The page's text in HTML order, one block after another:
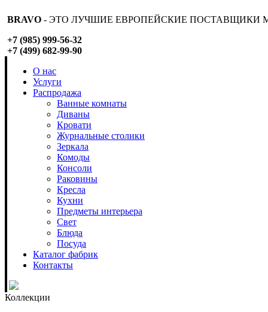
BRAVO - ЭТО ЛУЧШИЕ ЕВРОПЕЙСКИЕ ПОСТАВЩИКИ
+7 (985) 999-56-32
+7 (499) 682-99-90
О нас
Услуги
Распродажа
Ванные комнаты
Диваны
Кровати
Журнальные столики
Зеркала
Комоды
Консоли
Раковины
Кресла
Кухни
Предметы интерьера
Свет
Блюда
Посуда
Каталог фабрик
Контакты
Коллекции